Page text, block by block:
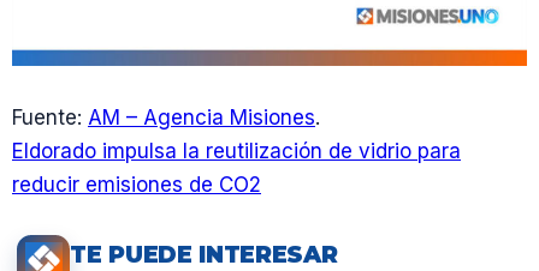
Fuente: AM – Agencia Misiones.
Eldorado impulsa la reutilización de vidrio para
reducir emisiones de CO2
TE PUEDE INTERESAR